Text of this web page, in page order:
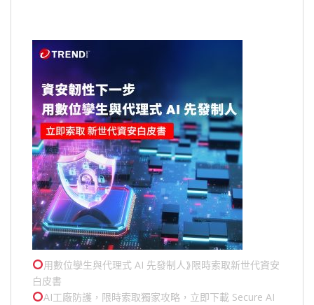
用數位孿生與代理式 AI 先發制人⟫限時索取新世代資安
白皮書
AI工廠防護，限時索取獨家攻略，立即下載 Secure AI